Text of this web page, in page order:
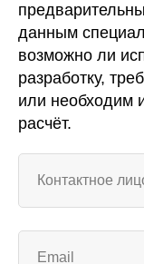
данным
возможно ли
разработку,
или необходим
расчёт.